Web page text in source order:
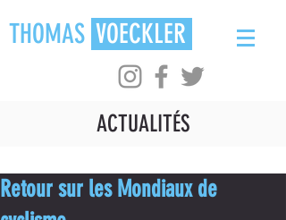
THOMAS VOECKLER
ACTUALITÉS
Retour sur les Mondiaux de